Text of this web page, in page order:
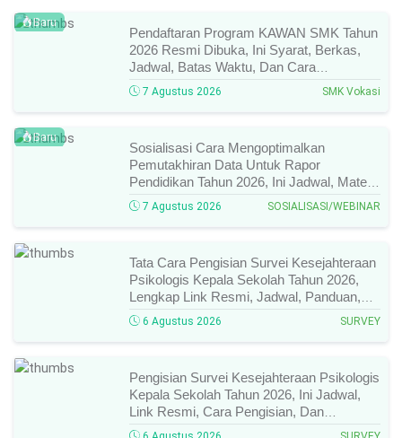
Baru
Pendaftaran Program KAWAN SMK Tahun
2026 Resmi Dibuka, Ini Syarat, Berkas,
Jadwal, Batas Waktu, Dan Cara
Pendaftarannya!
7 Agustus 2026 SMK Vokasi
Baru
Sosialisasi Cara Mengoptimalkan
Pemutakhiran Data Untuk Rapor
Pendidikan Tahun 2026, Ini Jadwal, Materi,
Narasumber, Dan Link Mengikutinya!
7 Agustus 2026 SOSIALISASI/WEBINAR
Tata Cara Pengisian Survei Kesejahteraan
Psikologis Kepala Sekolah Tahun 2026,
Lengkap Link Resmi, Jadwal, Panduan,
Dan Hal Yang Wajib Diperhatikan!
6 Agustus 2026 SURVEY
Pengisian Survei Kesejahteraan Psikologis
Kepala Sekolah Tahun 2026, Ini Jadwal,
Link Resmi, Cara Pengisian, Dan
Ketentuan Lengkapnya!